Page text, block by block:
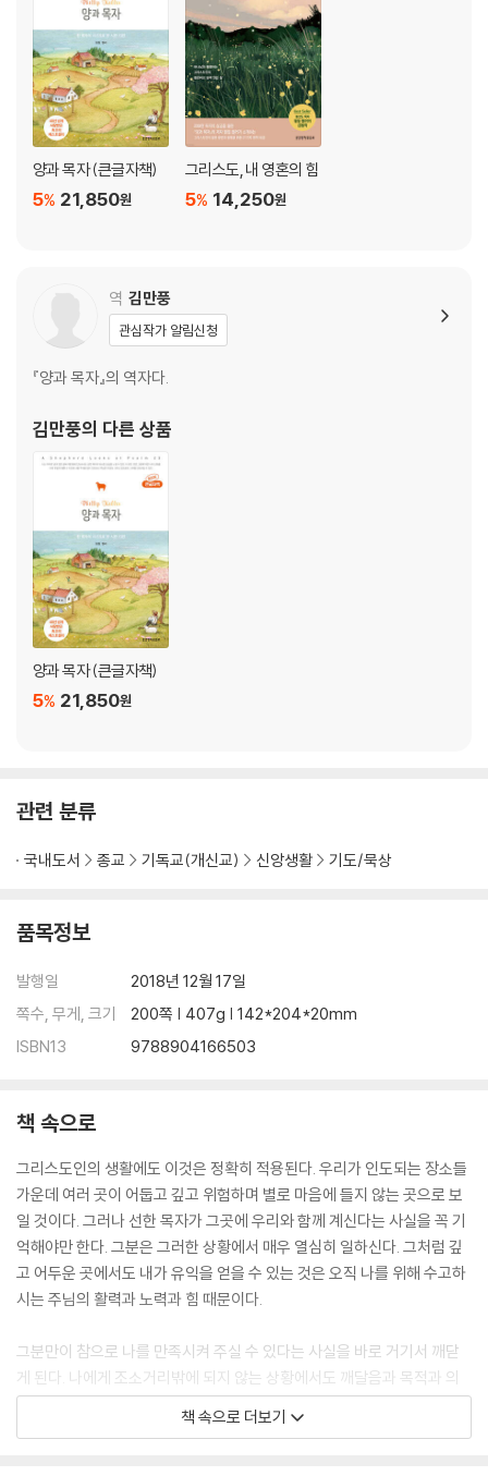
양과 목자 (큰글자책)
21,850원
5%
그리스도, 내 영혼의 힘
14,250원
5%
역 김만풍
관심작가 알림신청
『양과 목자』의 역자다.
김만풍의 다른 상품
양과 목자 (큰글자책)
21,850원
5%
관련 분류
국내도서 종교 기독교(개신교) 신앙생활 기도/묵상
품목정보
발행일
2018년 12월 17일
쪽수, 무게, 크기
200쪽 | 407g | 142*204*20mm
ISBN13
9788904166503
책 속으로
그리스도인의 생활에도 이것은 정확히 적용된다. 우리가 인도되는 장소들
가운데 여러 곳이 어둡고 깊고 위험하며 별로 마음에 들지 않는 곳으로 보
일 것이다. 그러나 선한 목자가 그곳에 우리와 함께 계신다는 사실을 꼭 기
억해야만 한다. 그분은 그러한 상황에서 매우 열심히 일하신다. 그처럼 깊
고 어두운 곳에서도 내가 유익을 얻을 수 있는 것은 오직 나를 위해 수고하
시는 주님의 활력과 노력과 힘 때문이다.
그분만이 참으로 나를 만족시켜 주실 수 있다는 사실을 바로 거기서 깨닫
게 된다. 나에게 조소거리밖에 되지 않는 상황에서도 깨달음과 목적과 의
미를 찾게 해주시는 이가 바로 그분이시다. 갑자기 삶이 의미를 갖게 된다.
내가 그분의 특별한 돌보심과 주목의 대상이라는 사실을 깨닫는다. 내 삶
책 속으로 더보기